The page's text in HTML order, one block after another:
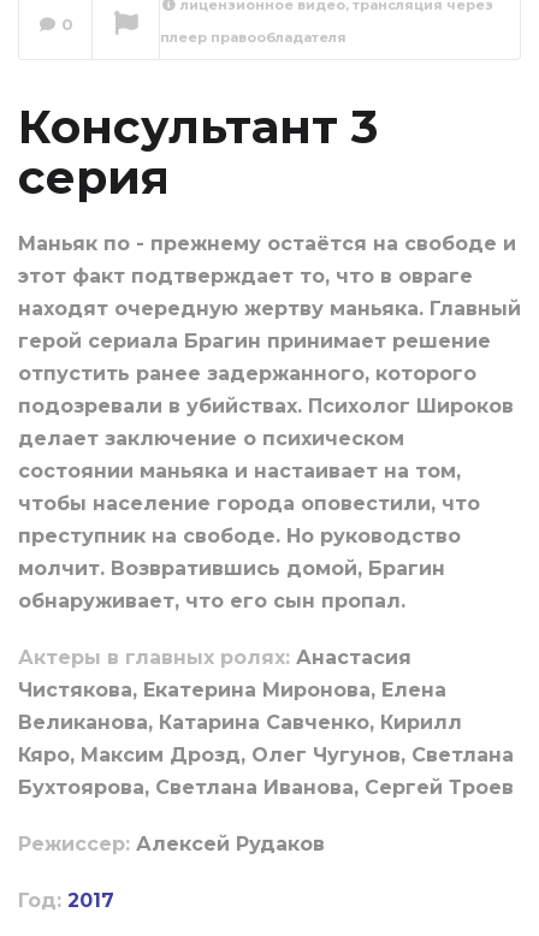
Консультант 4
0
лицензионное видео, трансляция через
плеер правообладателя
Консультант 3
серия
Маньяк по - прежнему остаётся на свободе и
этот факт подтверждает то, что в овраге
находят очередную жертву маньяка. Главный
герой сериала Брагин принимает решение
отпустить ранее задержанного, которого
подозревали в убийствах. Психолог Широков
делает заключение о психическом
состоянии маньяка и настаивает на том,
чтобы население города оповестили, что
преступник на свободе. Но руководство
молчит. Возвратившись домой, Брагин
обнаруживает, что его сын пропал.
Актеры в главных ролях: Анастасия
Чистякова, Екатерина Миронова, Елена
Великанова, Катарина Савченко, Кирилл
Кяро, Максим Дрозд, Олег Чугунов, Светлана
Бухтоярова, Светлана Иванова, Сергей Троев
Режиссер: Алексей Рудаков
Год: 2017